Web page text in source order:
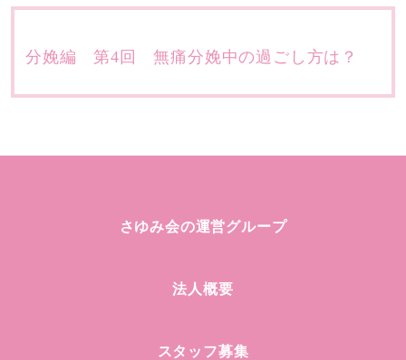
分娩編 第4回 無痛分娩中の過ごし方は？
さゆみ会の運営グループ
法人概要
スタッフ募集